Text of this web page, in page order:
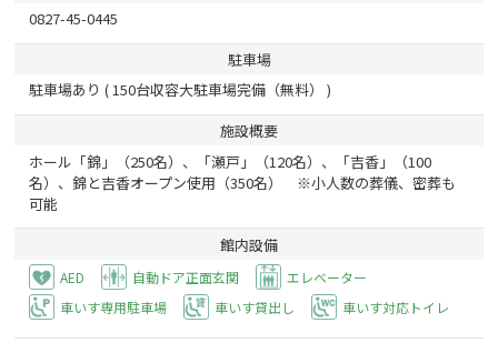
0827-45-0445
駐車場
駐車場あり ( 150台収容大駐車場完備（無料） )
施設概要
ホール「錦」（250名）、「瀬戸」（120名）、「吉香」（100
名）、錦と吉香オープン使用（350名） ※小人数の葬儀、密葬も
可能
館内設備
AED 自動ドア正面玄関
エレベーター
車いす専用駐車場
車いす貸出し 車いす対応トイレ